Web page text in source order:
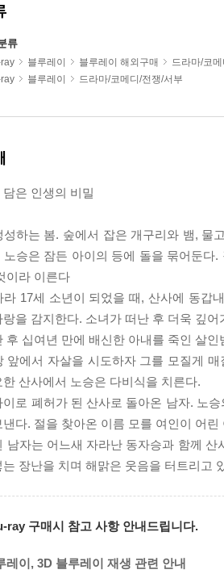
류
블루레이 블루레이 해외구매
드라마/코
블루레이 드라마/코메디/전쟁/서부
은 인생의 비밀
성하는 봄. 숲에서 잡은 개구리와 뱀, 물
노승은 잠든 아이의 등에 돌을 묶어둔
이라 이른다
라 17세 소년이 되었을 때, 산사에 동갑
랑을 감지한다. 소녀가 떠난 후 더욱 깊
후 십여년 만에 배신한 아내를 죽인 살
앞에서 자살을 시도하자 그를 모질게
한 산사에서 노승은 다비식을 치른다.
이로 폐허가 된 산사로 돌아온 남자. 노
낸다. 절을 찾아온 이름 모를 여인이 어
남자는 어느새 자라난 동자승과 함께
는 장난을 치며 해맑은 웃음을 터트리고
ray 구매시 참고 사항 안내드립니다.
이, 3D 블루레이 재생 관련 안내